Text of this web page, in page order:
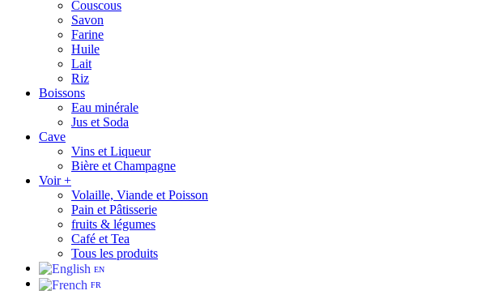
Couscous
Savon
Farine
Huile
Lait
Riz
Boissons
Eau minérale
Jus et Soda
Cave
Vins et Liqueur
Bière et Champagne
Voir +
Volaille, Viande et Poisson
Pain et Pâtisserie
fruits & légumes
Café et Tea
Tous les produits
EN
FR